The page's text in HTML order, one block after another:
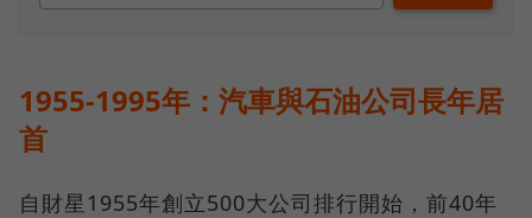
1955-1995年：汽車與石油公司長年居
首
自財星1955年創立500大公司排行開始，前40年